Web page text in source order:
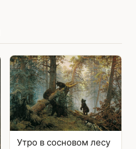
Утро в сосновом лесу